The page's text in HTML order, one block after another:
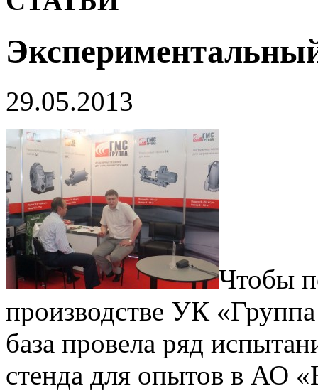
29.05.2013
Чтобы
производстве УК
база провела ряд
стенда для опытов в АО